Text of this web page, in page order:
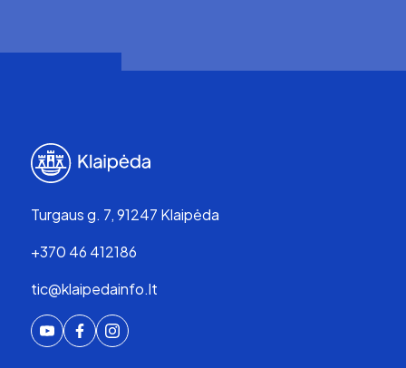
Turgaus g. 7, 91247 Klaipėda
+370 46 412186
tic@klaipedainfo.lt